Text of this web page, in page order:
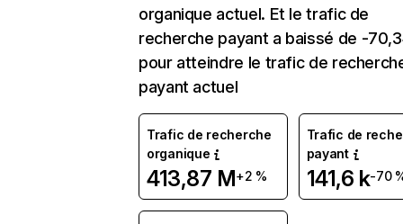
organique actuel. Et le trafic de
recherche payant a baissé de -
pour atteindre le trafic de
payant actuel
Trafic de recherche
organique
413,87 M+2 %
Trafic de
payant
141,6 k-70